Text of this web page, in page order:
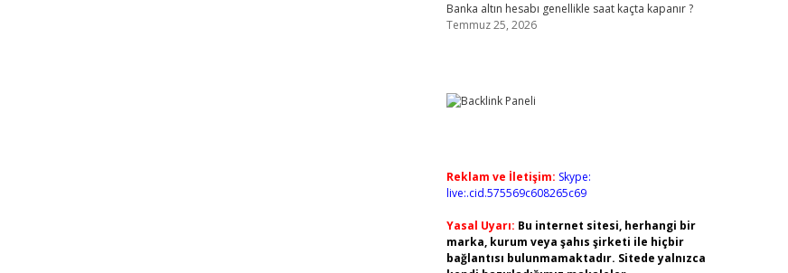
Banka altın hesabı genellikle saat kaçta kapanır ?
Temmuz 25, 2026
Reklam ve İletişim: Skype:
live:.cid.575569c608265c69
Yasal Uyarı: Bu internet sitesi, herhangi bir
marka, kurum veya şahıs şirketi ile hiçbir
bağlantısı bulunmamaktadır. Sitede yalnızca